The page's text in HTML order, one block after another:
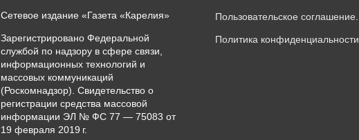
Сетевое издание «Газета «Карелия»
Зарегистрировано Федеральной
службой по надзору в сфере связи,
информационных технологий и
массовых коммуникаций
(Роскомнадзор). Свидетельство о
регистрации средства массовой
информации ЭЛ № ФС 77 — 75083 от
19 февраля 2019 г.
Пользовательское соглашение
Политика конфиденциальности